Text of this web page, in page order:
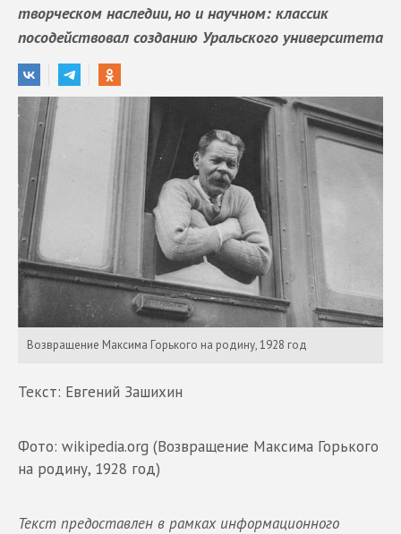
творческом наследии, но и научном: классик
посодействовал созданию Уральского университета
Возвращение Максима Горького на родину, 1928 год
Текст: Евгений Зашихин
Фото: wikipedia.org (Возвращение Максима Горького
на родину, 1928 год)
Текст предоставлен в рамках информационного